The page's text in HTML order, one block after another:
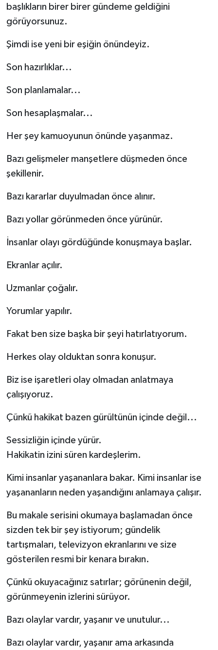
başlıkların birer birer gündeme geldiğini
görüyorsunuz.
Şimdi ise yeni bir eşiğin önündeyiz.
Son hazırlıklar...
Son planlamalar...
Son hesaplaşmalar...
Her şey kamuoyunun önünde yaşanmaz.
Bazı gelişmeler manşetlere düşmeden önce
şekillenir.
Bazı kararlar duyulmadan önce alınır.
Bazı yollar görünmeden önce yürünür.
İnsanlar olayı gördüğünde konuşmaya başlar.
Ekranlar açılır.
Uzmanlar çoğalır.
Yorumlar yapılır.
Fakat ben size başka bir şeyi hatırlatıyorum.
Herkes olay olduktan sonra konuşur.
Biz ise işaretleri olay olmadan anlatmaya
çalışıyoruz.
Çünkü hakikat bazen gürültünün içinde değil...
Sessizliğin içinde yürür.
Hakikatin izini süren kardeşlerim.
Kimi insanlar yaşananlara bakar. Kimi insanlar ise
yaşananların neden yaşandığını anlamaya çalışır.
Bu makale serisini okumaya başlamadan önce
sizden tek bir şey istiyorum; gündelik
tartışmaları, televizyon ekranlarını ve size
gösterilen resmi bir kenara bırakın.
Çünkü okuyacağınız satırlar; görünenin değil,
görünmeyenin izlerini sürüyor.
Bazı olaylar vardır, yaşanır ve unutulur...
Bazı olaylar vardır, yaşanır ama arkasında